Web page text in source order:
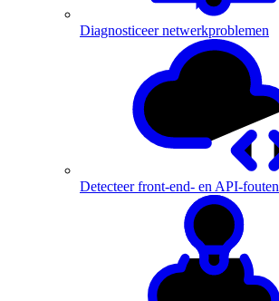
Diagnosticeer netwerkproblemen
Detecteer front-end- en API-fouten